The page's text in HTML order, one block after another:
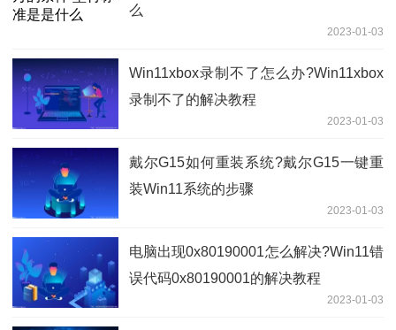
么
2023-01-03
​Win11xbox录制不了怎么办?Win11xbox
录制不了的解决教程
2023-01-03
戴尔G15如何重装系统?戴尔G15一键重
装Win11系统的步骤
2023-01-03
电脑出现0x80190001怎么解决?Win11错
误代码0x80190001的解决教程
2023-01-03